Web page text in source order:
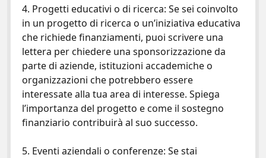
4. Progetti educativi o di ricerca: Se sei coinvolto
in un progetto di ricerca o un’iniziativa educativa
che richiede finanziamenti, puoi scrivere una
lettera per chiedere una sponsorizzazione da
parte di aziende, istituzioni accademiche o
organizzazioni che potrebbero essere
interessate alla tua area di interesse. Spiega
l’importanza del progetto e come il sostegno
finanziario contribuirà al suo successo.
5. Eventi aziendali o conferenze: Se stai